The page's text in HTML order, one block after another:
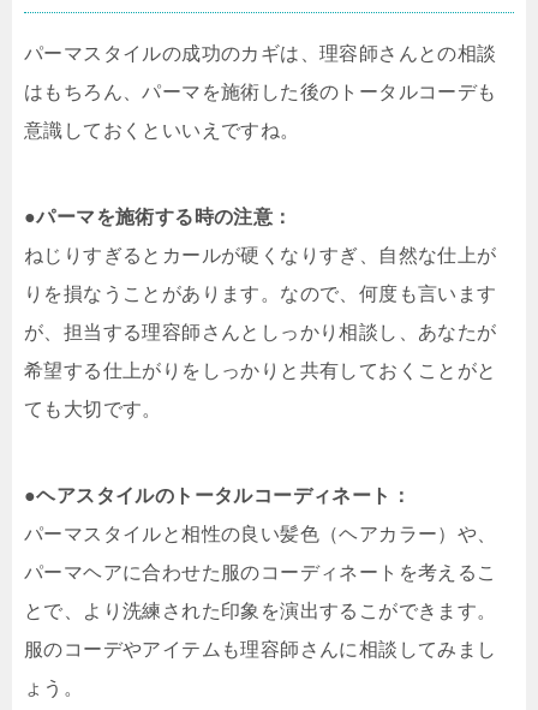
パーマスタイルの成功のカギは、理容師さんとの相談
はもちろん、パーマを施術した後のトータルコーデも
意識しておくといいえですね。
●パーマを施術する時の注意：
ねじりすぎるとカールが硬くなりすぎ、自然な仕上が
りを損なうことがあります。なので、何度も言います
が、担当する理容師さんとしっかり相談し、あなたが
希望する仕上がりをしっかりと共有しておくことがと
ても大切です。
●ヘアスタイルのトータルコーディネート：
パーマスタイルと相性の良い髪色（ヘアカラー）や、
パーマヘアに合わせた服のコーディネートを考えるこ
とで、より洗練された印象を演出するこができます。
服のコーデやアイテムも理容師さんに相談してみまし
ょう。